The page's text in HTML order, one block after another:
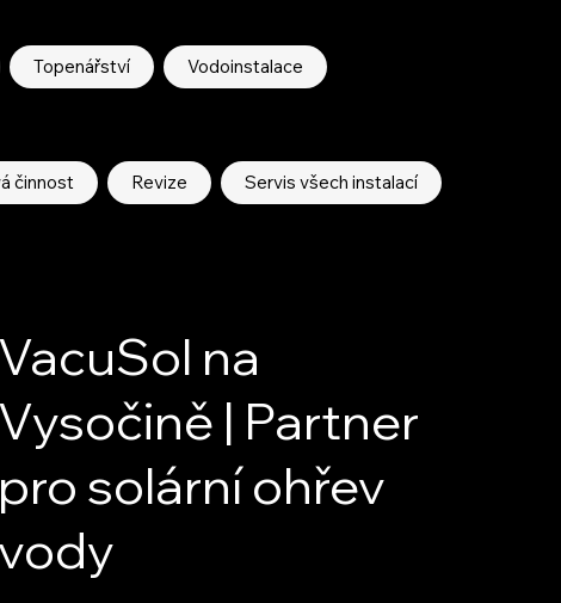
Topenářství Vodoinstalace
činnost Revize Servis všech instalací
VacuSol na
Vysočině | Partner
pro solární ohřev
vody